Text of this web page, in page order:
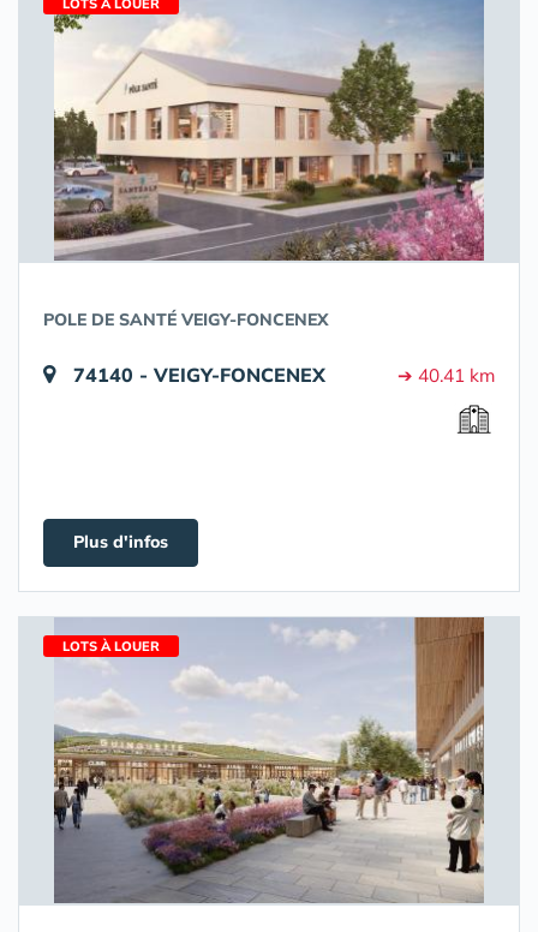
LOTS À LOUER
POLE DE SANTÉ VEIGY-FONCENEX
74140 - VEIGY-FONCENEX ➔ 40.41 km
Plus d'infos
LOTS À LOUER